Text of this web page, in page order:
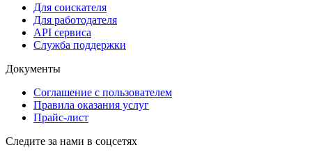
Для соискателя
Для работодателя
API сервиса
Служба поддержки
Документы
Соглашение с пользователем
Правила оказания услуг
Прайс-лист
Следите за нами в соцсетях